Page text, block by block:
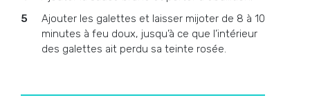
Ajouter les galettes et laisser mijoter de 8 à 10
minutes à feu doux, jusqu’à ce que l’intérieur
des galettes ait perdu sa teinte rosée.